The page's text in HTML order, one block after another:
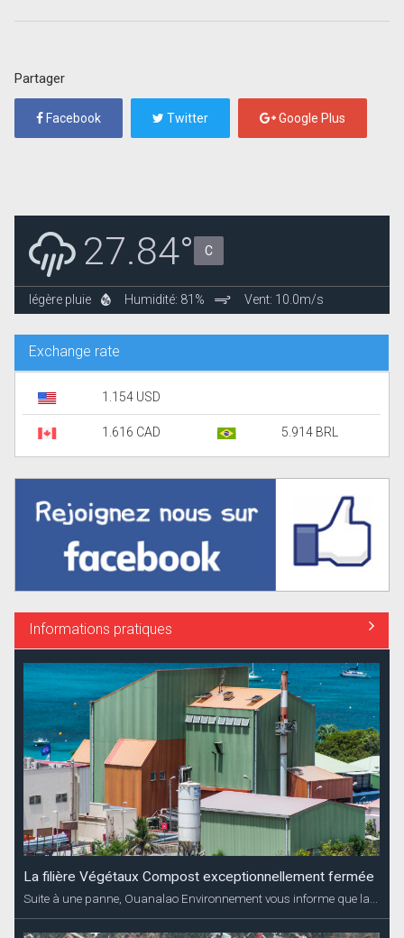
Partager
Facebook Twitter Google Plus
27.84° C
légère pluie Humidité: 81% Vent: 10.0m/s
Exchange rate
1.154 USD
1.616 CAD 5.914 BRL
Informations pratiques
La filière Végétaux Compost exceptionnellement fermée
Suite à une panne, Ouanalao Environnement vous informe que la...